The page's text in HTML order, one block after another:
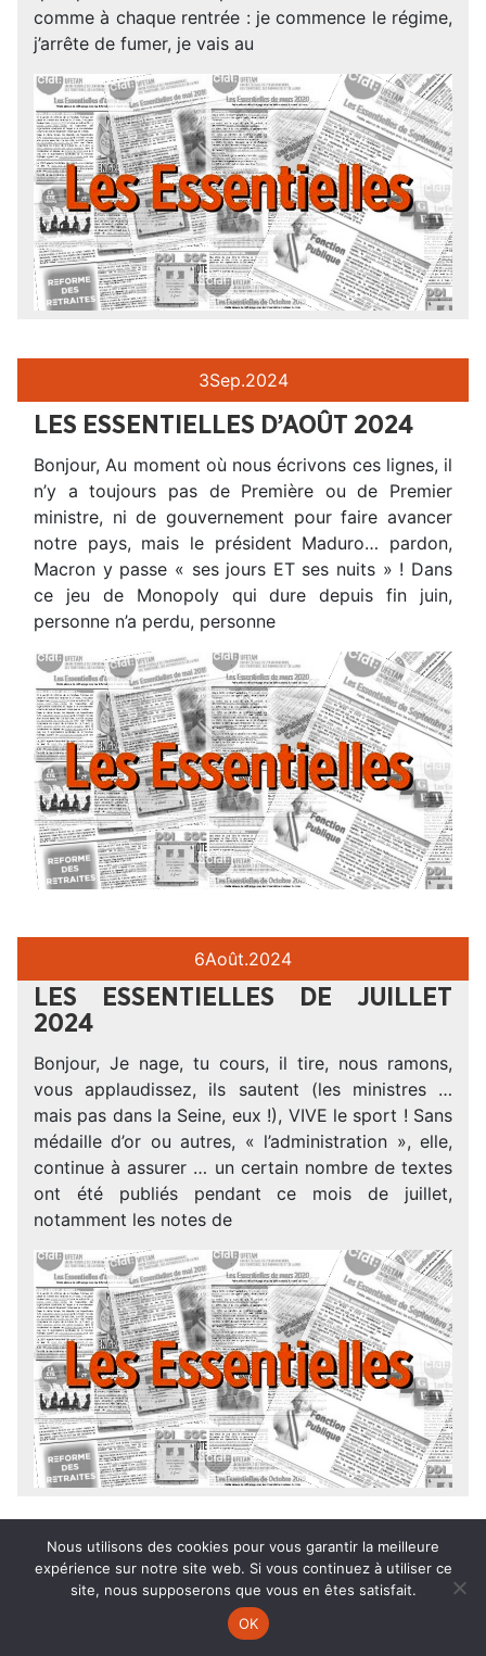
comme à chaque rentrée : je commence le régime,
j’arrête de fumer, je vais au
3Sep.2024
LES ESSENTIELLES D’AOÛT 2024
Bonjour, Au moment où nous écrivons ces lignes, il
n’y a toujours pas de Première ou de Premier
ministre, ni de gouvernement pour faire avancer
notre pays, mais le président Maduro… pardon,
Macron y passe « ses jours ET ses nuits » ! Dans
ce jeu de Monopoly qui dure depuis fin juin,
personne n’a perdu, personne
6Août.2024
LES ESSENTIELLES DE JUILLET
2024
Bonjour, Je nage, tu cours, il tire, nous ramons,
vous applaudissez, ils sautent (les ministres …
mais pas dans la Seine, eux !), VIVE le sport ! Sans
médaille d’or ou autres, « l’administration », elle,
continue à assurer … un certain nombre de textes
ont été publiés pendant ce mois de juillet,
notamment les notes de
4Juil.2024
LES ESSENTIELLES DE JUIN 2024
Bonjour, Avec les congés d’été qui se profilent
Nous utilisons des cookies pour vous garantir la meilleure
expérience sur notre site web. Si vous continuez à utiliser ce
site, nous supposerons que vous en êtes satisfait.
OK